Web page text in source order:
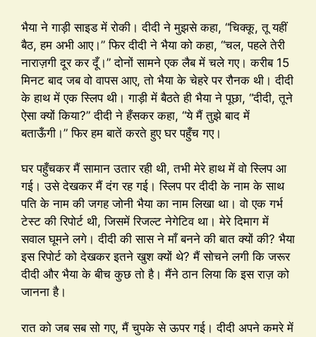
भैया ने गाड़ी साइड में रोकी। दीदी ने मुझसे कहा, “चिक्कू, तू यहीं
बैठ, हम अभी आए।” फिर दीदी ने भैया को कहा, “चल, पहले तेरी
नाराज़गी दूर कर दूँ।” दोनों सामने एक लैब में चले गए। करीब 15
मिनट बाद जब वो वापस आए, तो भैया के चेहरे पर रौनक थी। दीदी
के हाथ में एक स्लिप थी। गाड़ी में बैठते ही भैया ने पूछा, “दीदी, तूने
ऐसा क्यों किया?” दीदी ने हँसकर कहा, “ये मैं तुझे बाद में
बताऊँगी।” फिर हम बातें करते हुए घर पहुँच गए।
घर पहुँचकर मैं सामान उतार रही थी, तभी मेरे हाथ में वो स्लिप आ
गई। उसे देखकर मैं दंग रह गई। स्लिप पर दीदी के नाम के साथ
पति के नाम की जगह जोनी भैया का नाम लिखा था। वो एक गर्भ
टेस्ट की रिपोर्ट थी, जिसमें रिजल्ट नेगेटिव था। मेरे दिमाग में
सवाल घूमने लगे। दीदी की सास ने माँ बनने की बात क्यों की? भैया
इस रिपोर्ट को देखकर इतने खुश क्यों थे? मैं सोचने लगी कि जरूर
दीदी और भैया के बीच कुछ तो है। मैंने ठान लिया कि इस राज़ को
जानना है।
रात को जब सब सो गए, मैं चुपके से ऊपर गई। दीदी अपने कमरे में